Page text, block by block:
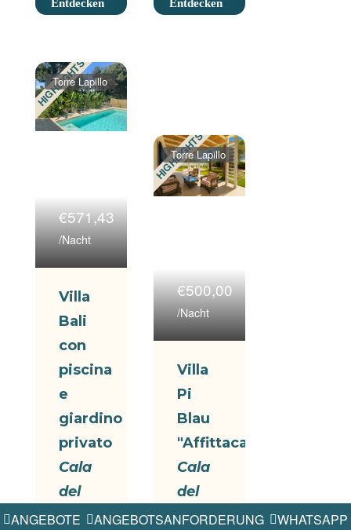
Entdecken Entdecken
HIGHLIGHTS
Torre Lapillo
€571,43
/Nacht
Villa
Bali
con
piscina
e
giardino
privato
Cala
del
Salento
HIGHLIGHTS
Torre Lapillo
€500,00
/Nacht
Villa
Pi
Blau
"Affittacamere"
Cala
del
Salento
ANGEBOTE ANGEBOTSANFORDERUNG WHATSAPP